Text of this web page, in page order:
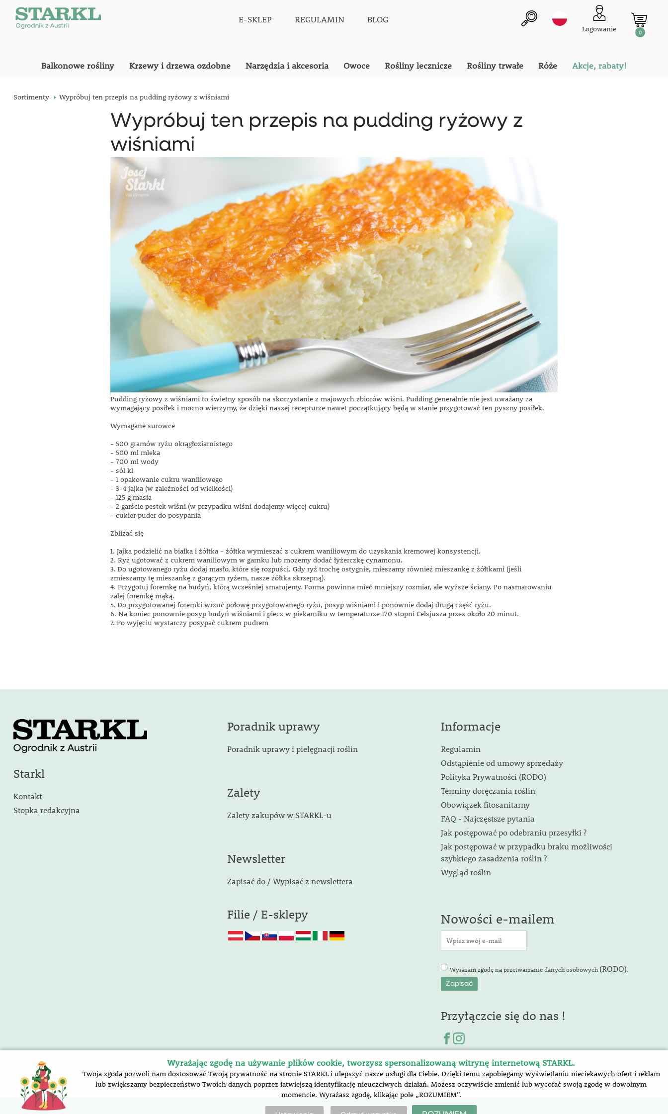
E-SKLEP REGULAMIN BLOG
Logowanie 0
Balkonowe rośliny Krzewy i drzewa ozdobne Narzędzia i akcesoria Owoce Rośliny lecznicze Rośliny trwałe Róże Akcje, rabaty!
Sortimenty Wypróbuj ten przepis na pudding ryżowy z wiśniami
Wypróbuj ten przepis na pudding ryżowy z
wiśniami
Pudding ryżowy z wiśniami to świetny sposób na skorzystanie z majowych zbiorów wiśni. Pudding generalnie nie jest uważany za
wymagający posiłek i mocno wierzymy, że dzięki naszej recepturze nawet początkujący będą w stanie przygotować ten pyszny posiłek.
Wymagane surowce
- 500 gramów ryżu okrągłoziarnistego
- 500 ml mleka
- 700 ml wody
- sól kl
- 1 opakowanie cukru waniliowego
- 3-4 jajka (w zależności od wielkości)
- 125 g masła
- 2 garście pestek wiśni (w przypadku wiśni dodajemy więcej cukru)
- cukier puder do posypania
Zbliżać się
1. Jajka podzielić na białka i żółtka - żółtka wymieszać z cukrem waniliowym do uzyskania kremowej konsystencji.
2. Ryż ugotować z cukrem waniliowym w garnku lub możemy dodać łyżerczkę cynamonu.
3. Do ugotowanego ryżu dodaj masło, które się rozpuści. Gdy ryż trochę ostygnie, mieszamy również mieszankę z żółtkami (jeśli
zmieszamy tę mieszankę z gorącym ryżem, nasze żółtka skrzepną).
4. Przygotuj foremkę na budyń, którą wcześniej smarujemy. Forma powinna mieć mniejszy rozmiar, ale wyższe ściany. Po nasmarowaniu
zalej foremkę mąką.
5. Do przygotowanej foremki wrzuć połowę przygotowanego ryżu, posyp wiśniami i ponownie dodaj drugą część ryżu.
6. Na koniec ponownie posyp budyń wiśniami i piecz w piekarniku w temperaturze 170 stopni Celsjusza przez około 20 minut.
7. Po wyjęciu wystarczy posypać cukrem pudrem
Starkl
Kontakt
Stopka redakcyjna
Poradnik uprawy
Poradnik uprawy i pielęgnacji roślin
Zalety
Zalety zakupów w STARKL-u
Newsletter
Zapisać do / Wypisać z newslettera
Filie / E-sklepy
Informacje
Regulamin
Odstąpienie od umowy sprzedaży
Polityka Prywatności (RODO)
Terminy doręczania roślin
Obowiązek fitosanitarny
FAQ - Najczęstsze pytania
Jak postępować po odebraniu przesyłki ?
Jak postępować w przypadku braku możliwości
szybkiego zasadzenia roślin ?
Wygląd roślin
Nowości e-mailem
Wyrażam zgodę na przetwarzanie danych osobowych (RODO)
Przyłączcie się do nas !
Wyrażając zgodę na używanie plików cookie, tworzysz spersonalizowaną witrynę internetową STARKL.
Twoja zgoda pozwoli nam dostosować Twoją prywatność na stronie STARKL i ulepszyć nasze usługi dla Ciebie. Dzięki temu zapobiegamy wyświetlaniu nieciekawych ofert i reklam
lub zwiększamy bezpieczeństwo Twoich danych poprzez łatwiejszą identyfikację nieuczciwych działań. Możesz oczywiście zmienić lub wycofać swoją zgodę w dowolnym
momencie. Wyrażasz zgodę, klikając pole „ROZUMIEM”.